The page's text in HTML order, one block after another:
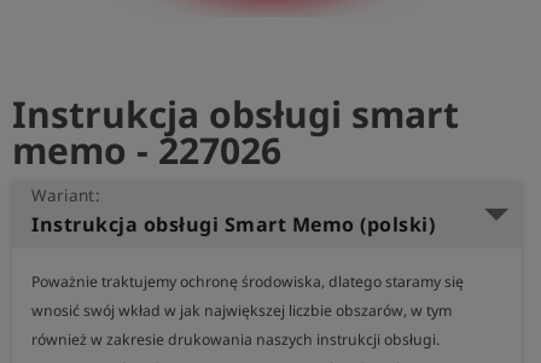
Instrukcja obsługi smart
memo - 227026
Wariant:
Instrukcja obsługi Smart Memo (polski)
Poważnie traktujemy ochronę środowiska, dlatego staramy się
wnosić swój wkład w jak największej liczbie obszarów, w tym
również w zakresie drukowania naszych instrukcji obsługi.